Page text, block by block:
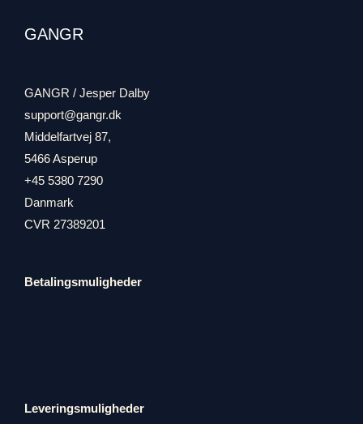
GANGR
GANGR / Jesper Dalby
support@gangr.dk
Middelfartvej 87,
5466 Asperup
+45 5380 7290
Danmark
CVR 27389201
Betalingsmuligheder
Leveringsmuligheder